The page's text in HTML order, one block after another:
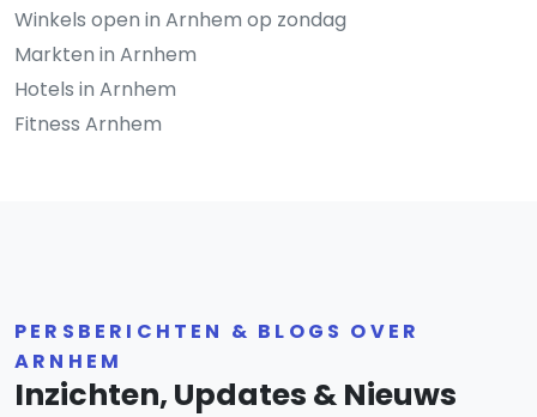
Winkels open in Arnhem op zondag
Markten in Arnhem
Hotels in Arnhem
Fitness Arnhem
PERSBERICHTEN & BLOGS OVER
ARNHEM
Inzichten, Updates & Nieuws